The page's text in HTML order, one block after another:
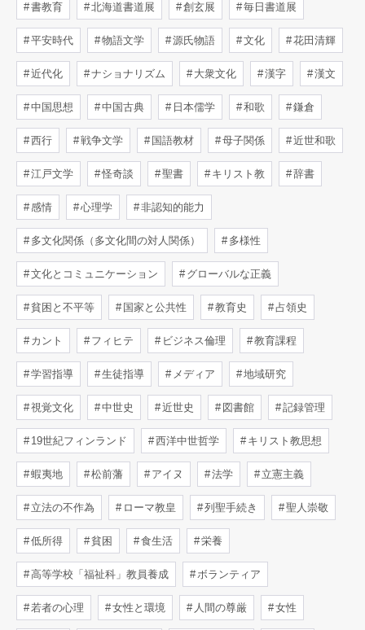
書教育 北海道書道展 創玄展 毎日書道展
平安時代 物語文学 源氏物語 文化 花田清輝
近代化 ナショナリズム 大衆文化 漢字 漢文
中国思想 中国古典 日本儒学 和歌 鎌倉
西行 戦争文学 国語教材 母子関係 近世和歌
江戸文学 怪奇談 聖書 キリスト教 辞書
感情 心理学 非認知的能力
多文化関係（多文化間の対人関係） 多様性
文化とコミュニケーション グローバルな正義
貧困と不平等 国家と公共性 教育史 占領史
カント フィヒテ ビジネス倫理 教育課程
学習指導 生徒指導 メディア 地域研究
視覚文化 中世史 近世史 図書館 記録管理
19世紀フィンランド 西洋中世哲学 キリスト教思想
蝦夷地 松前藩 アイヌ 法学 立憲主義
立法の不作為 ローマ教皇 列聖手続き 聖人崇敬
低所得 貧困 食生活 栄養
高等学校「福祉科」教員養成 ボランティア
若者の心理 女性と環境 人間の尊厳 女性